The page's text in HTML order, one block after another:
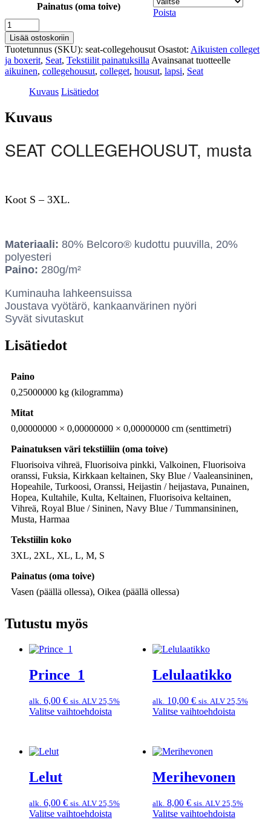
Painatus (oma toive)
Poista
Seat
-
Collegehousut
määrä
Lisää ostoskoriin
Tuotetunnus (SKU): seat-collegehousut Osastot: Aikuisten colleget
ja boxerit, Seat, Tekstiilit painatuksilla Avainsanat tuotteelle
aikuinen, collegehousut, colleget, housut, lapsi, Seat
Kuvaus Lisätiedot
Kuvaus
SEAT COLLEGEHOUSUT, musta
Koot S – 3XL.
Materiaali: 80% Belcoro® kudottu puuvilla, 20%
polyesteri
Paino: 280g/m²
Kuminauha lahkeensuissa
Joustava vyötärö, kankaanvärinen nyöri
Syvät sivutaskut
Lisätiedot
Paino
0,25000000 kg (kilogramma)
Mitat
0,00000000 × 0,00000000 × 0,00000000 cm (senttimetri)
Painatuksen väri tekstiiliin (oma toive)
Fluorisoiva vihreä, Fluorisoiva pinkki, Valkoinen, Fluorisoiva
oranssi, Fuksia, Kirkkaan keltainen, Sky Blue / Vaaleansininen,
Hopeahile, Turkoosi, Oranssi, Heijastin / heijastava, Punainen,
Hopea, Kultahile, Kulta, Keltainen, Fluorisoiva keltainen,
Vihreä, Royal Blue / Sininen, Navy Blue / Tummansininen,
Musta, Harmaa
Tekstiilin koko
3XL, 2XL, XL, L, M, S
Painatus (oma toive)
Vasen (päällä ollessa), Oikea (päällä ollessa)
Tutustu myös
Prince_1
alk. 6,00 € sis. ALV 25,5%
Valitse vaihtoehdoista
muunnelma.
sivulla.
Lelulaatikko
alk. 10,00 € sis. ALV 25,5%
Valitse vaihtoehdoistaTällä
tehdä
valinnat
sivulla.
Lelut
alk. 6,00 € sis. ALV 25,5%
Valitse vaihtoehdoista
Merihevonen
alk. 8,00 € sis. ALV 25,5%
Valitse vaihtoehdoistaTällä